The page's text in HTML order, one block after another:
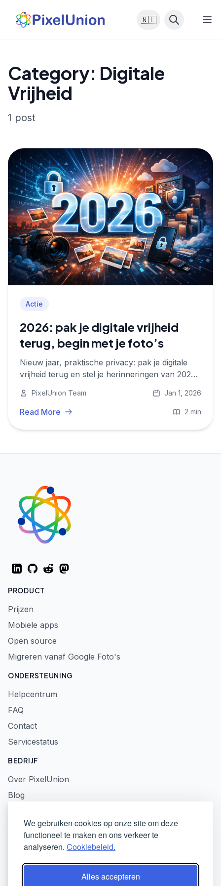
We gebruiken cookies op onze site om deze
functioneel te maken en ons verkeer te
analyseren. Cookiebeleid.
Alles accepteren
🇳🇱
Category: Digitale
Vrijheid
1 post
Actie
2026: pak je digitale vrijheid
terug, begin met je foto’s
Nieuw jaar, praktische privacy: pak je digitale
vrijheid terug en stel je herinneringen van 2025
nieuwjaarskorting.
PixelUnion Team Jan 1, 2026
Read More 2 min
LinkedInGitHubRedditMastodon
PRODUCT
Prijzen
Mobiele apps
Open source
Migreren vanaf Google Foto's
ONDERSTEUNING
Helpcentrum
FAQ
Contact
Servicestatus
BEDRIJF
Over PixelUnion
Blog
Privacybeleid
Gebruiksvoorwaarden